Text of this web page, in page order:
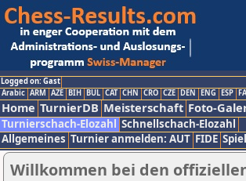
Logged on: Gast
Arabic ARM AZE BIH BUL CAT CHN CRO CZE DEN ENG ESP
Home TurnierDB Meisterschaft Foto-
Turnierschach-Elozahl Schnellschach-Elozahl
Allgemeines Turnier anmelden: AUT FIDE
Willkommen bei den